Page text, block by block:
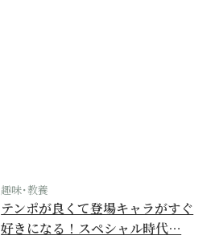
趣味･教養
テンポが良くて登場キャラがすぐ
好きになる！スペシャル時代…